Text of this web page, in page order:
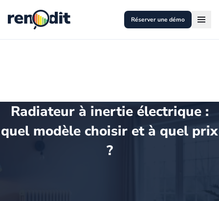
Réserver une démo
Radiateur à inertie électrique :
quel modèle choisir et à quel prix
?